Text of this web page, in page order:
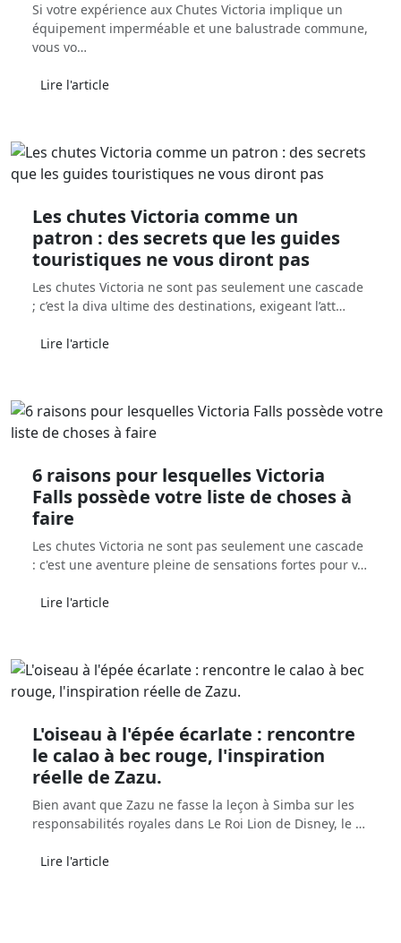
Si votre expérience aux Chutes Victoria implique un
équipement imperméable et une balustrade commune,
vous vo…
Lire l'article
Les chutes Victoria comme un
patron : des secrets que les guides
touristiques ne vous diront pas
Les chutes Victoria ne sont pas seulement une cascade
; c’est la diva ultime des destinations, exigeant l’att…
Lire l'article
6 raisons pour lesquelles Victoria
Falls possède votre liste de choses à
faire
Les chutes Victoria ne sont pas seulement une cascade
: c'est une aventure pleine de sensations fortes pour v…
Lire l'article
L'oiseau à l'épée écarlate : rencontre
le calao à bec rouge, l'inspiration
réelle de Zazu.
Bien avant que Zazu ne fasse la leçon à Simba sur les
responsabilités royales dans Le Roi Lion de Disney, le …
Lire l'article